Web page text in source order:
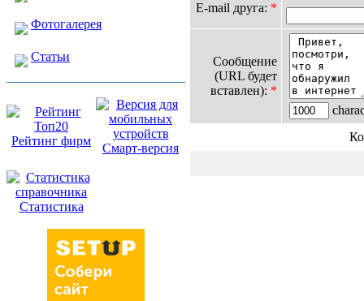
Фотогалерея
Статьи
Рейтинг фирм
Смарт-версия
Статистика
E-mail друга: *
Сообщение
(URL будет
вставлен): *